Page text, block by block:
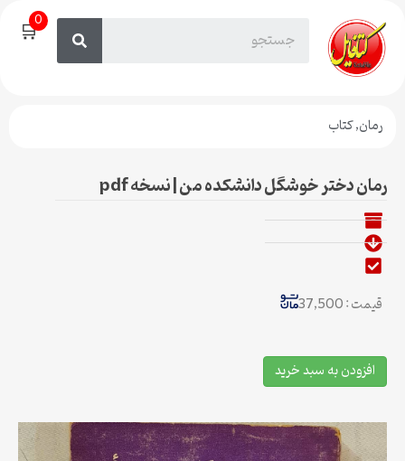
🛒0
رمان,کتاب
رمان دختر خوشگل دانشکده من | نسخه pdf
قیمت : 37,500
افزودن به سبد خرید